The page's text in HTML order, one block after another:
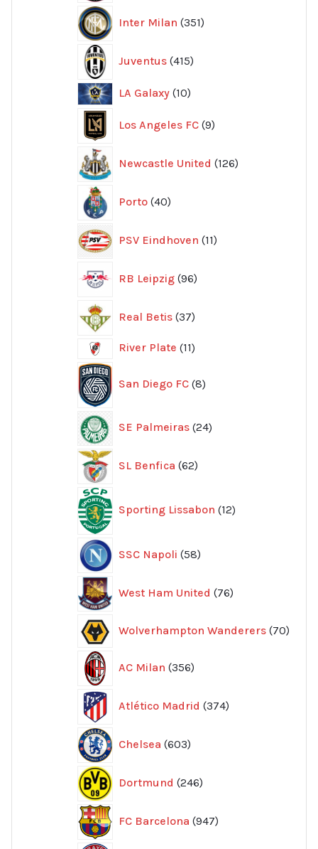
Inter Milan 351
produkter
Juventus 415
produkter
LA Galaxy 1010
Los Angeles FC 9
produkter
Newcastle United 126
produkter
Porto 40
produkter
PSV Eindhoven 11
produkter
RB Leipzig 96
produkter
Real Betis 37
produkter
River Plate 1111
San Diego FC 8produkter
SE Palmeiras 24
produkter
SL Benfica 62
produkter
Sporting Lissabon 12produkter
SSC Napoli 58
produkter
West Ham United 76
produkter
Wolverhampton Wanderers 70
AC Milan 356
produkter
Atlético Madrid 374
produkter
Chelsea 603
produkter
Dortmund 246
produkter
FC Barcelona 947
produkter